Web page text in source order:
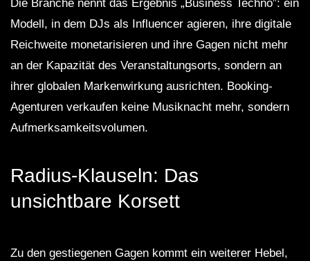
Die Branche nennt das Ergebnis „Business Techno”: ein
Modell, in dem DJs als Influencer agieren, ihre digitale
Reichweite monetarisieren und ihre Gagen nicht mehr
an der Kapazität des Veranstaltungsorts, sondern an
ihrer globalen Markenwirkung ausrichten. Booking-
Agenturen verkaufen keine Musiknacht mehr, sondern
Aufmerksamkeitsvolumen.
Radius-Klauseln: Das
unsichtbare Korsett
Zu den gestiegenen Gagen kommt ein weiterer Hebel,